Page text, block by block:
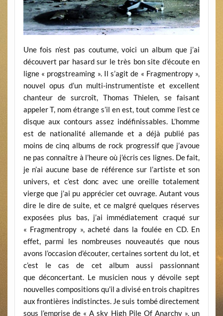
Une fois n’est pas coutume, voici un album que j’ai
découvert par hasard sur le très bon site d’écoute en
ligne « progstreaming ». Il s’agit de « Fragmentropy »,
nouvel opus d’un multi-instrumentiste et excellent
chanteur de surcroît, Thomas Thielen, se faisant
appeler T, nom étrange s’il en est, tout comme l’est ce
disque aux contours assez indéfinissables. L’homme
est de nationalité allemande et a déjà publié pas
moins de cinq albums de rock progressif que j’avoue
ne pas connaître à l’heure où j’écris ces lignes. De fait,
je n’ai aucune base de référence sur l’artiste et son
univers, et c’est donc avec une oreille totalement
vierge que j’ai pu apprécier cet ouvrage. Autant vous
dire le dire de suite, et ce malgré quelques réserves
exposées plus bas, j’ai immédiatement craqué sur
« Fragmentropy », acheté dans la foulée en CD. En
effet, parmi les nombreuses nouveautés que nous
avons l’occasion d’écouter, certaines sortent du lot, et
c’est le cas de cet album aussi passionnant
que déconcertant. Le musicien nous y dévoile sept
nouvelles compositions qu’il a divisé en trois chapitres
aux frontières indistinctes. Je suis tombé directement
sous l’emprise de « A sky High Pile Of Anarchy », un